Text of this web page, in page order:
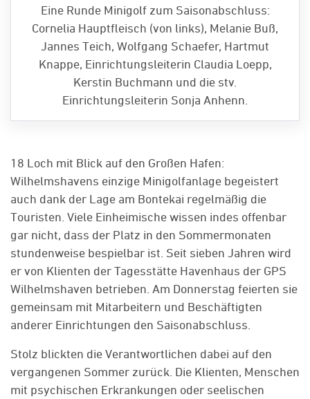
Eine Runde Minigolf zum Saisonabschluss:
Cornelia Hauptfleisch (von links), Melanie Buß,
Jannes Teich, Wolfgang Schaefer, Hartmut
Knappe, Einrichtungsleiterin Claudia Loepp,
Kerstin Buchmann und die stv.
Einrichtungsleiterin Sonja Anhenn.
18 Loch mit Blick auf den Großen Hafen:
Wilhelmshavens einzige Minigolfanlage begeistert
auch dank der Lage am Bontekai regelmäßig die
Touristen. Viele Einheimische wissen indes offenbar
gar nicht, dass der Platz in den Sommermonaten
stundenweise bespielbar ist. Seit sieben Jahren wird
er von Klienten der Tagesstätte Havenhaus der GPS
Wilhelmshaven betrieben. Am Donnerstag feierten sie
gemeinsam mit Mitarbeitern und Beschäftigten
anderer Einrichtungen den Saisonabschluss.
Stolz blickten die Verantwortlichen dabei auf den
vergangenen Sommer zurück. Die Klienten, Menschen
mit psychischen Erkrankungen oder seelischen